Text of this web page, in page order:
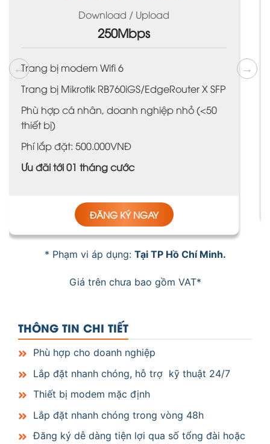
Download / Upload
400Mbps
Trang bị Modem 6
Trang bị Mikrotik RB760iGS/EdgeRouter X SFP
Phù hợp cá nhân, doanh nghiệp nhỏ
Ưu đãi tới 01 tháng cước
ĐĂNG KÝ NGAY
* Phạm vi áp dụng: Tại TP Hồ Chí Minh.
Giá trên chưa bao gồm VAT*
THÔNG TIN CHI TIẾT
Phù hợp cho doanh nghiệp
Lắp đặt nhanh chóng, hỗ trợ kỹ thuật 24/7
Thiết bị modem mặc định
Lắp đặt nhanh chóng trong vòng 48h
Đăng ký dễ dàng tiện lợi qua số tổng đài hoặc